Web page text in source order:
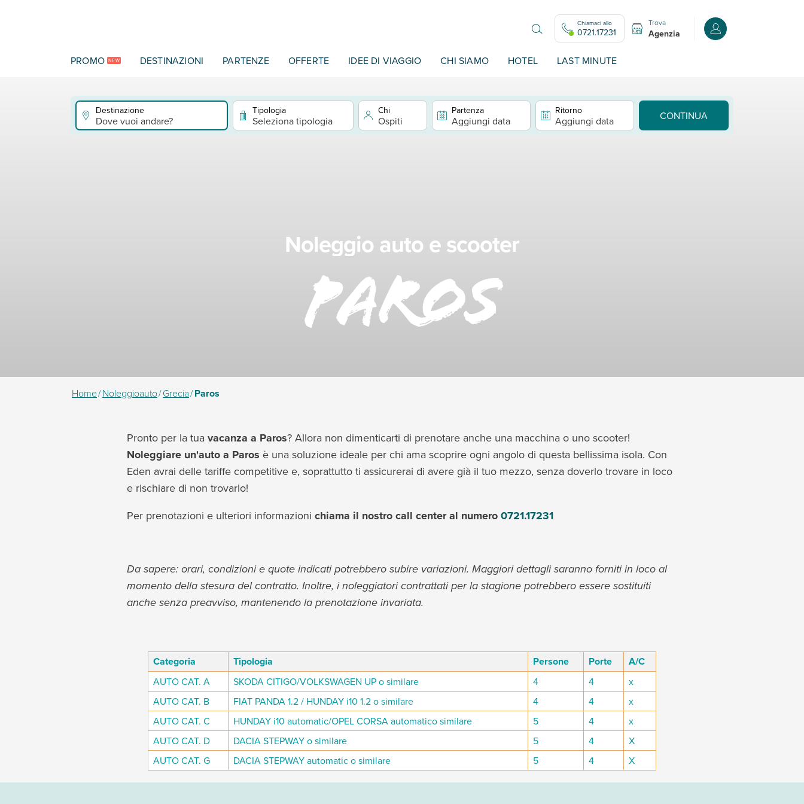
Chiamaci allo
0721.17231
Trova
Agenzia Accedi o registrati
PROMO NEW DESTINAZIONI PARTENZE OFFERTE IDEE DI VIAGGIO CHI SIAMO HOTEL LAST MINUTE
Destinazione
Dove vuoi andare?
Tipologia
Seleziona tipologia
Chi
Ospiti
Partenza
Aggiungi data
Ritorno
Aggiungi data CONTINUA
Noleggio auto e scooter
Paros
Home/Noleggioauto/Grecia/Paros
Pronto per la tua vacanza a Paros? Allora non dimenticarti di prenotare anche una macchina o uno scooter!
Noleggiare un'auto a Paros è una soluzione ideale per chi ama scoprire ogni angolo di questa bellissima isola. Con
Eden avrai delle tariffe competitive e, soprattutto ti assicurerai di avere già il tuo mezzo, senza doverlo trovare in loco
e rischiare di non trovarlo!
Per prenotazioni e ulteriori informazioni chiama il nostro call center al numero0721.17231
Da sapere: orari, condizioni e quote indicati potrebbero subire variazioni. Maggiori dettagli saranno forniti in loco al
momento della stesura del contratto. Inoltre, i noleggiatori contrattati per la stagione potrebbero essere sostituiti
anche senza preavviso, mantenendo la prenotazione invariata.
Categoria Tipologia Persone Porte A/C
AUTO CAT. A SKODA CITIGO/VOLKSWAGEN UP o similare 4 4
x
AUTO CAT. B
FIAT PANDA 1.2 / HUNDAY i10 1.2 o similare 4 4
x
AUTO CAT. C
HUNDAY i10 automatic/OPEL CORSA automatico similare 5 4
x
AUTO CAT. D
DACIA STEPWAY o similare 5 4
X
AUTO CAT. G
DACIA STEPWAY automatic o similare 5 4 X